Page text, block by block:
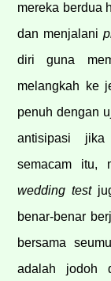
mereka berdua
dan menjalani
diri guna
melangkah ke
penuh dengan
antisipasi
semacam itu,
wedding test
benar-benar
bersama
adalah jodoh